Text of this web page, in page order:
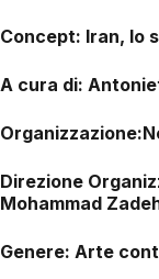
Concept: Iran, lo
A cura di:
Organizzazione
Direzione
Mohammad
Genere: Arte